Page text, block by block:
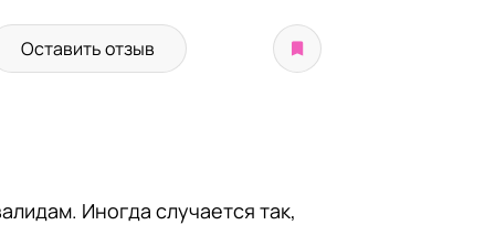
Оставить отзыв
Иногда случается так,